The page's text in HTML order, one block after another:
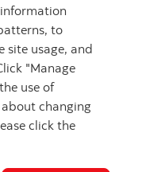
Confidentialité
to
site usage, and
"Manage
use of
changing
click the